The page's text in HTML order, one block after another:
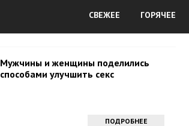
СВЕЖЕЕ ГОРЯЧЕЕ
Мужчины и женщины поделились
способами улучшить секс
ПОДРОБНЕЕ